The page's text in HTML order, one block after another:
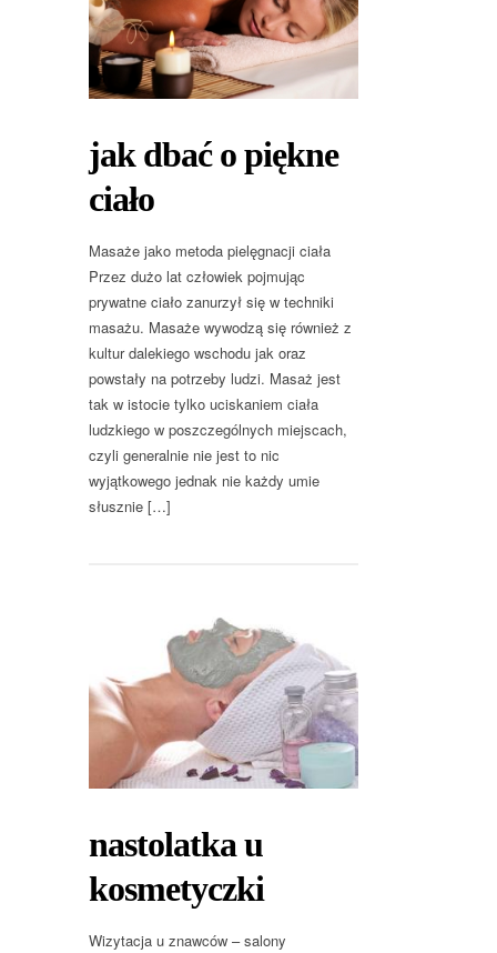
jak dbać o piękne
ciało
Masaże jako metoda pielęgnacji ciała
Przez dużo lat człowiek pojmując
prywatne ciało zanurzył się w techniki
masażu. Masaże wywodzą się również z
kultur dalekiego wschodu jak oraz
powstały na potrzeby ludzi. Masaż jest
tak w istocie tylko uciskaniem ciała
ludzkiego w poszczególnych miejscach,
czyli generalnie nie jest to nic
wyjątkowego jednak nie każdy umie
słusznie […]
nastolatka u
kosmetyczki
Wizytacja u znawców – salony